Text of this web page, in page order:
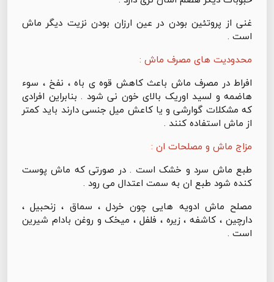
غنی از پروتئین بودن در عین ارزان بودن نزیت دیگر ماش
است .
محدودیت های مصرف ماش :
افراط در مصرف ماش باعث کاهش قوه ی باه ، نفخ ، سوء
هاضمه و لسید اوریک بالای خون نی شود . بنابراین افرادی
که مشکلات گوارشی و یا کاعش میل جنسی دارند باید کمتر
از ماش استفاده کنند .
مزاج ماش و مصلحات ان :
طبع ماش سرد و خشک است . در صورتی که ماش پوست
کنده شود طبع ان به سمت اعتدال می رود .
مصلح ماش ادویه هایی چون خردل ، سماق ، زنحبیل ،
دارچین ، کاشفه ، زیره ، فلفل ، میخک و روغن بادام شیرین
است .